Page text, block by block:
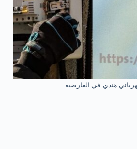
هندي في العارضيه